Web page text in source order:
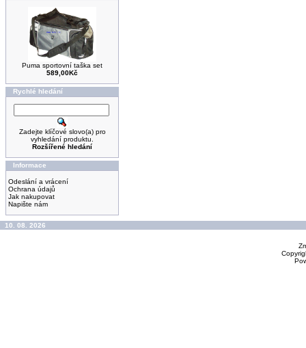
Puma sportovní taška set
589,00Kč
Rychlé hledání
Zadejte klíčové slovo(a) pro
vyhledání produktu.
Rozšířené hledání
Informace
Odeslání a vrácení
Ochrana údajů
Jak nakupovat
Napište nám
10. 08. 2026